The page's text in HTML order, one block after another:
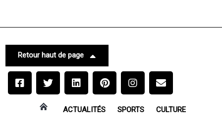
Retour haut de page
ACTUALITÉS SPORTS CULTURE